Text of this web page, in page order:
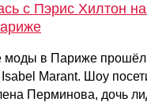
с Пэрис Хилтон
моды в Париже прошёл
Isabel Marant. Шоу
Перминова, дочь